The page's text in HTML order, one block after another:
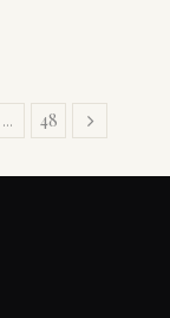
… 48